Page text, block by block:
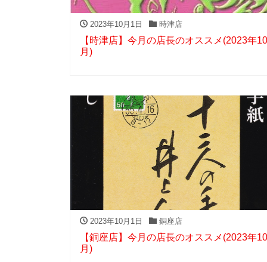
2023年10月1日 時津店
【時津店】今月の店長のオススメ(2023年10
月)
2023年10月1日 銅座店
【銅座店】今月の店長のオススメ(2023年10
月)